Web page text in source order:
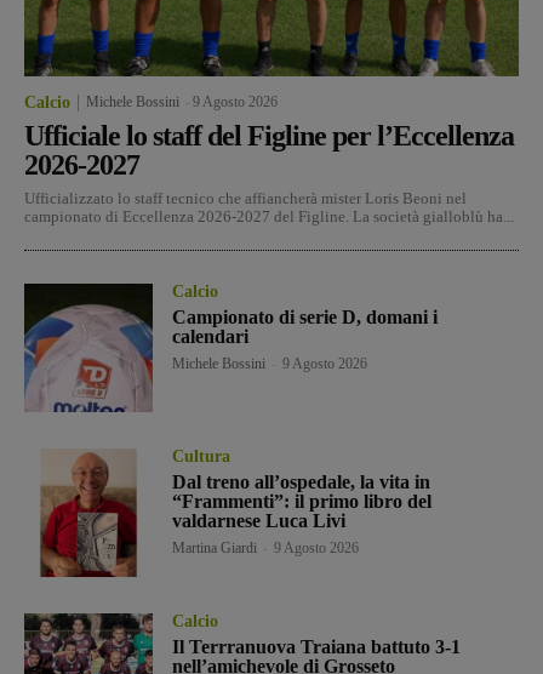
Calcio Michele Bossini 9 Agosto 2026
Ufficiale lo staff del Figline per l’Eccellenza
2026-2027
Ufficializzato lo staff tecnico che affiancherà mister Loris Beoni nel
campionato di Eccellenza 2026-2027 del Figline. La società gialloblù ha...
Calcio
Campionato di serie D, domani i
calendari
Michele Bossini 9 Agosto 2026
Cultura
Dal treno all’ospedale, la vita in
“Frammenti”: il primo libro del
valdarnese Luca Livi
Martina Giardi 9 Agosto 2026
Calcio
Il Terrranuova Traiana battuto 3-1
nell’amichevole di Grosseto